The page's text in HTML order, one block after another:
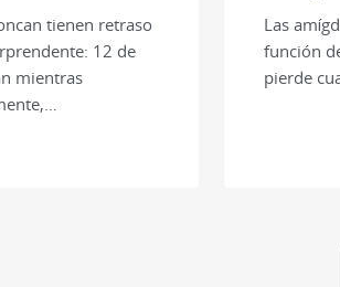
tienen retraso
12 de
mientras
Las
función
pierde